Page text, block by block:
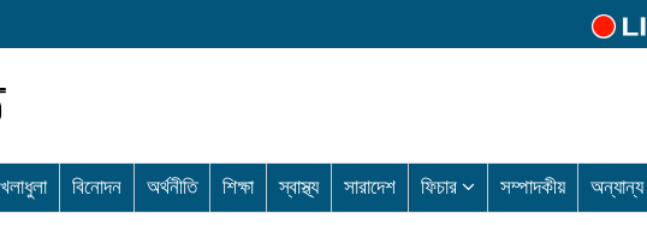
বিনোদন অর্থনীতি শিক্ষা স্বাস্থ্য সারাদেশ ফিচার সম্পাদকীয় অন্যান্য